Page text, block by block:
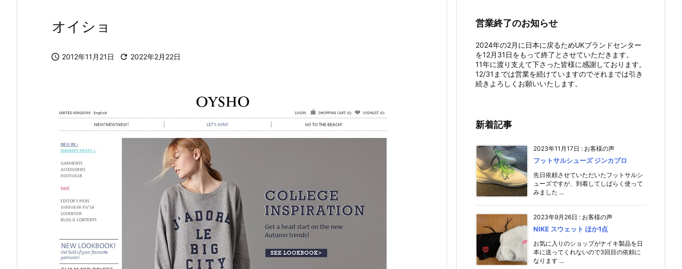
オイショ
 2012年11月21日  2022年2月22日
営業終了のお知らせ
2024年の2月に日本に戻るためUKブランドセンター
を12月31日をもって終了とさせていただきます。
11年に渡り支えて下さった皆様に感謝しております。
12/31までは営業を続けていますのでそれまでは引き
続きよろしくお願いいたします。
新着記事
2023年11月17日 : お客様の声
フットサルシューズ ジンカプロ
先日依頼させていただいたフットサルシ
ューズですが、到着してしばらく使って
みました ...
2023年9月26日 : お客様の声
NIKE スウェット ほか1点
お気に入りのショップがナイキ製品を日
本に送ってくれないので3回目の依頼に
なります ...